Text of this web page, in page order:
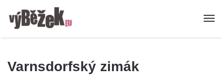
Varnsdorfský zimák